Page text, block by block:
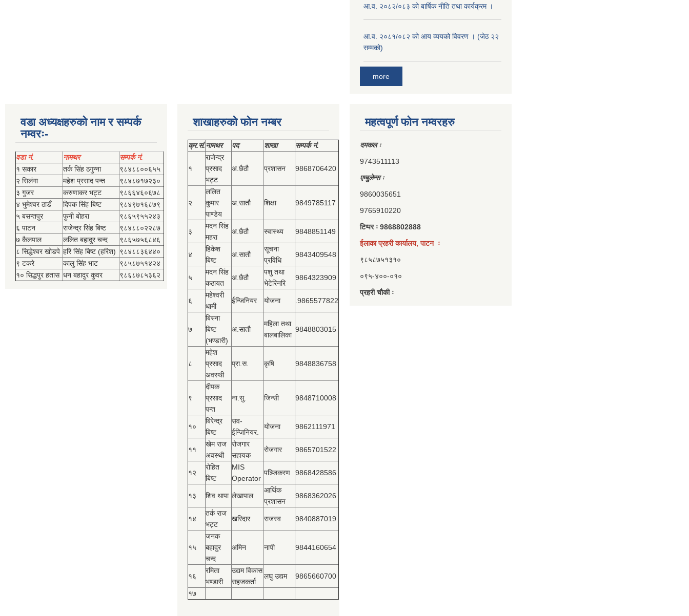
आ.व. २०८२/०८३ को बार्षिक नीति तथा कार्यक्रम ।
आ.व. २०८१/०८२ को आय व्ययको विवरण । (जेठ २२
सम्मको)
more
वडा अध्यक्षहरुको नाम र सम्पर्क
नम्वरः-
वडा नं. नामथर
सम्पर्क नं.
१ सकार
तर्क सिंह ठगुन्‍ना
९८४८८००६५५
२ सिलंगा
महेश प्रसाद पन्त
९८४८७१७२३०
३ गुजर
करुणाकर भट्ट
९८६६४६०६७८
४ भुमेश्‍वर ठाडँ
दिपक सिंह बिष्‍ट
९८४९७१६८७९
५ बसन्तपुर
फुनी बोहरा
९८६५९५५२४३
६ पाटन
राजेन्द्र सिंह बिष्‍ट
९८४८८०२२८७
७ कैलपाल
ललित बहादुर चन्द
९८६५७५६८४६
८ सिद्धेश्‍वर खोडपे हरि सिंह बिष्‍ट (हरिश) ९८४८८३६४४०
९ टकरे
कालु सिंह भाट
९८५८७५१४२४
१० सिद्धपुर हतास धन बहादुर कुवर ९८६८७८५३६२
शाखाहरुको फोन नम्बर
क्र.सं.नामथर पद शाखा सम्‍पर्क नं.
१
राजेन्द्र
प्रसाद
भट्ट
अ.छैठौ प्रशासन 9868706420
२
ललित
कुमार
पाण्डेय
अ.सातौ शिक्षा 9849785117
३
मदन सिंह
महरा
अ.छैठौ स्वास्थ्य 9848851149
४
हिकेश
बिष्‍ट
अ.सातौ
सूचना
प्रविधि
9843409548
५
मदन सिंह
कठायत
अ.छैठौ
पशु तथा
भेटेरिनरि
9864323909
६
महेश्‍वरी
धामी
ईन्जिनियर योजना .9865577822
७
बिस्‍ना
बिष्‍ट
(भण्डारी)
अ.सातौ
महिला तथा
बालबालिका
9848803015
८
महेश
प्रसाद
अवस्थी
प्रा.स. कृषि 9848836758
९
दीपक
प्रसाद
पन्त
ना.सु. जिन्सी 9848710008
१०
बिरेन्द्र
बिष्‍ट
सव-
ईन्जिनियर.
योजना 9862111971
११
खेम राज
अवस्थी
रोजगार
सहायक
रोजगार 9865701522
१२
रोहित
बिष्‍ट
MIS
Operator
पञ्‍जिकरण 9868428586
१३ शिव थापा लेखापाल
आर्थिक
प्रशासन
9868362026
१४
तर्क राज
भट्ट
खरिदार राजस्‍व 9840887019
१५
जनक
बहादुर
चन्द
अमिन नापी 9844160654
१६
रमिता
भण्डारी
उद्यम विकास
सहजकर्ता
लघु उद्यम 9865660700
१७
महत्वपूर्ण फोन नम्वरहरु
दमकल ः
9743511113
एम्बुलेन्स ः
9860035651
9765910220
टिप्पर ः 9868802888
ईलाका प्रहरी कार्यालय, पाटन ः
९८५८७५१३१०
०९५-४००-०१०
प्रहरी चौकी ः